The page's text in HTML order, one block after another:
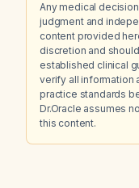
Any medical
judgment and
content provided
discretion and
established clinical
verify all information
practice standards
Dr.Oracle assumes
this content.